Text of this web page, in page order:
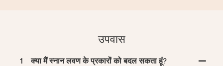
उपवास
1 क्या मैं स्नान लवण के प्रकारों को बदल सकता हूं?